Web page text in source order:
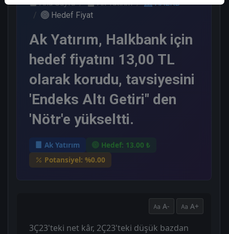
Ana Sayfa Ak Yatırım
HALKB
Hedef Fiyat
Ak Yatırım, Halkbank için
hedef fiyatını 13,00 TL
olarak korudu, tavsiyesini
'Endeks Altı Getiri" den
'Nötr'e yükseltti.
Ak Yatırım
Hedef: 13.00 ₺
Potansiyel: %0.00
A- A+
3Ç23'teki net kâr, 2Ç23'teki düşük bazdan